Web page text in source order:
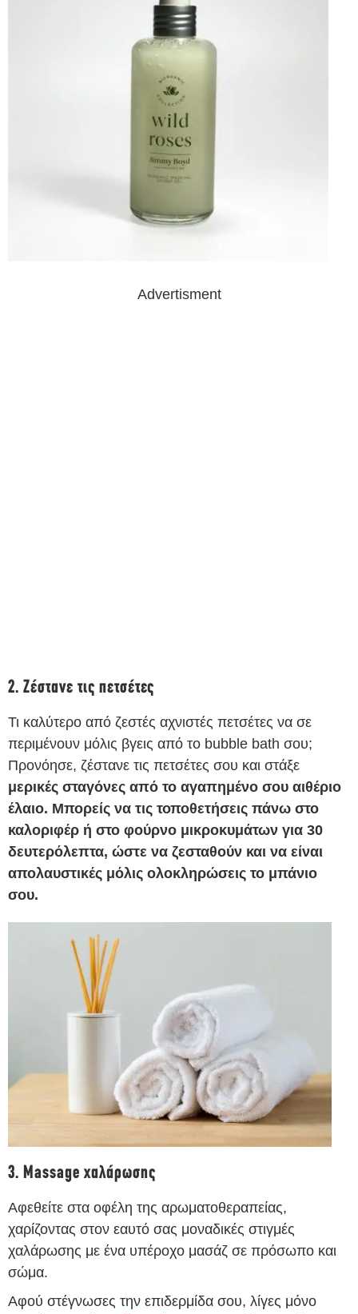
Advertisment
2. Ζέστανε τις πετσέτες
Τι καλύτερο από ζεστές αχνιστές πετσέτες να σε
περιμένουν μόλις βγεις από το bubble bath σου;
Προνόησε, ζέστανε τις πετσέτες σου και στάξε
μερικές σταγόνες από το αγαπημένο σου αιθέριο
έλαιο. Μπορείς να τις τοποθετήσεις πάνω στο
καλοριφέρ ή στο φούρνο μικροκυμάτων για 30
δευτερόλεπτα, ώστε να ζεσταθούν και να είναι
απολαυστικές μόλις ολοκληρώσεις το μπάνιο
σου.
3. Massage χαλάρωσης
Αφεθείτε στα οφέλη της αρωματοθεραπείας,
χαρίζοντας στον εαυτό σας μοναδικές στιγμές
χαλάρωσης με ένα υπέροχο μασάζ σε πρόσωπο και
σώμα.
Αφού στέγνωσες την επιδερμίδα σου, λίγες μόνο